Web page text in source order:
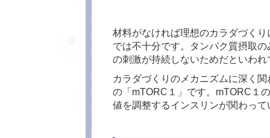
材料がなければ理想のカラダづく
では不十分です。タンパク質摂取
の刺激が持続しないためだといわれ
カラダづくりのメカニズムに深く
の「mTORC１」です。mTORC１
値を調整するインスリンが関わっ